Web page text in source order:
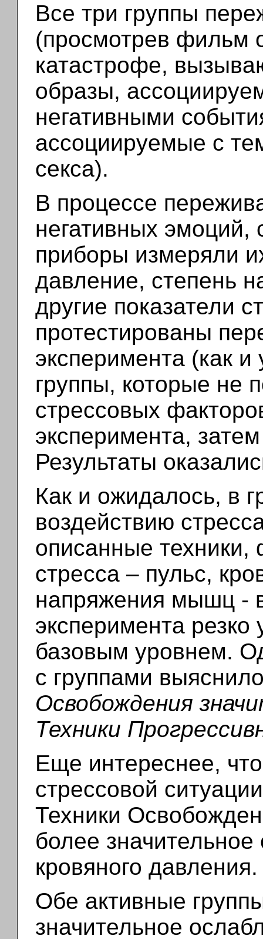
Все три группы
(просмотрев фильм
катастрофе,
образы,
негативными
ассоциируемые с
секса).
В процессе
негативных эмоций,
приборы измеряли
давление, степень
другие показатели
протестированы
эксперимента (как и
группы, которые не
стрессовых
эксперимента,
Результаты
Как и ожидалось, в
воздействию
описанные техники,
стресса – пульс,
напряжения мышц -
эксперимента
базовым уровнем.
с группами
Освобождения
Техники
Еще интереснее,
стрессовой
Техники
более
кровяного давления.
Обе активные
значительное